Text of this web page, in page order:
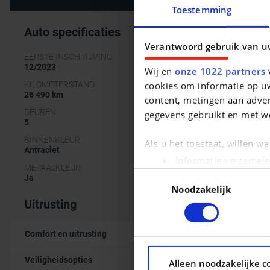
Toestemming
Verantwoord gebruik van
Wij enonze 1022 partners
cookies om informatie op
content, metingen aan
gegevens gebruikt en met
Als u het toestaat, willen
Lees meer over hoe uw
kunt uw toestemming op
We gebruiken cookies om
ons websiteverkeer te
social media, adverteren
Noodzakelijk
Alleen noodzakelijke
Auto specificaties
EERSTE INSCHRIJVING
12/2023
KILOMETERSTAND
26 490 km
DEUREN
5
BINNENKLEUR
Antraciet
METAALKLEUR
Ja
Uitrusting
Comfort en uitrusting
Veiligheidsopties